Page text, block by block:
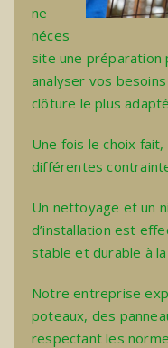
ne
néces
site une préparation
analyser vos
clôture le plus
Une fois le choix
différentes
Un nettoyage et un
d’installation est
stable et durable à
Notre entreprise
poteaux, des
respectant les